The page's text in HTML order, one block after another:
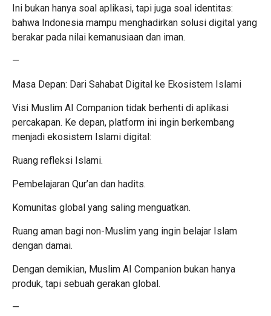
Ini bukan hanya soal aplikasi, tapi juga soal identitas:
bahwa Indonesia mampu menghadirkan solusi digital yang
berakar pada nilai kemanusiaan dan iman.
—
Masa Depan: Dari Sahabat Digital ke Ekosistem Islami
Visi Muslim AI Companion tidak berhenti di aplikasi
percakapan. Ke depan, platform ini ingin berkembang
menjadi ekosistem Islami digital:
Ruang refleksi Islami.
Pembelajaran Qur’an dan hadits.
Komunitas global yang saling menguatkan.
Ruang aman bagi non-Muslim yang ingin belajar Islam
dengan damai.
Dengan demikian, Muslim AI Companion bukan hanya
produk, tapi sebuah gerakan global.
—